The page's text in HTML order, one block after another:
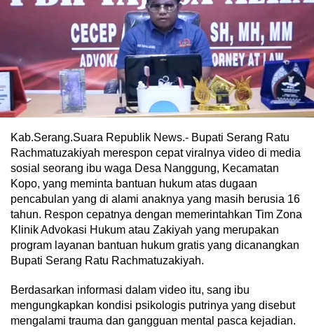
Kab.Serang.Suara Republik News.- Bupati Serang Ratu
Rachmatuzakiyah merespon cepat viralnya video di media
sosial seorang ibu waga Desa Nanggung, Kecamatan
Kopo, yang meminta bantuan hukum atas dugaan
pencabulan yang di alami anaknya yang masih berusia 16
tahun. Respon cepatnya dengan memerintahkan Tim Zona
Klinik Advokasi Hukum atau Zakiyah yang merupakan
program layanan bantuan hukum gratis yang dicanangkan
Bupati Serang Ratu Rachmatuzakiyah.
Berdasarkan informasi dalam video itu, sang ibu
mengungkapkan kondisi psikologis putrinya yang disebut
mengalami trauma dan gangguan mental pasca kejadian.